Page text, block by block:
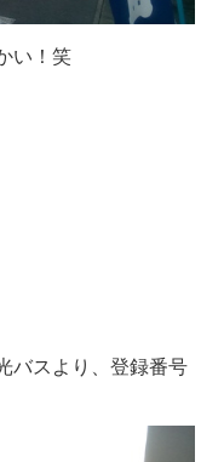
い！笑
バスより、登録番号